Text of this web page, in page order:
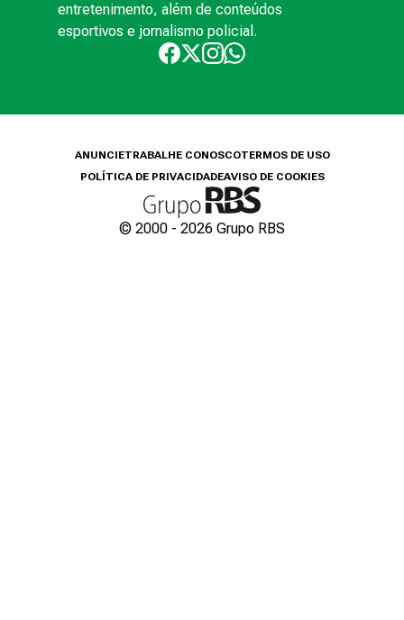
entretenimento, além de conteúdos
esportivos e jornalismo policial.
ANUNCIETRABALHE CONOSCOTERMOS DE USO
POLÍTICA DE PRIVACIDADEAVISO DE COOKIES
© 2000 - 2026 Grupo RBS